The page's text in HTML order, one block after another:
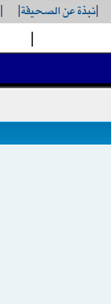
|نبذة عن الصحيفة|
|
|